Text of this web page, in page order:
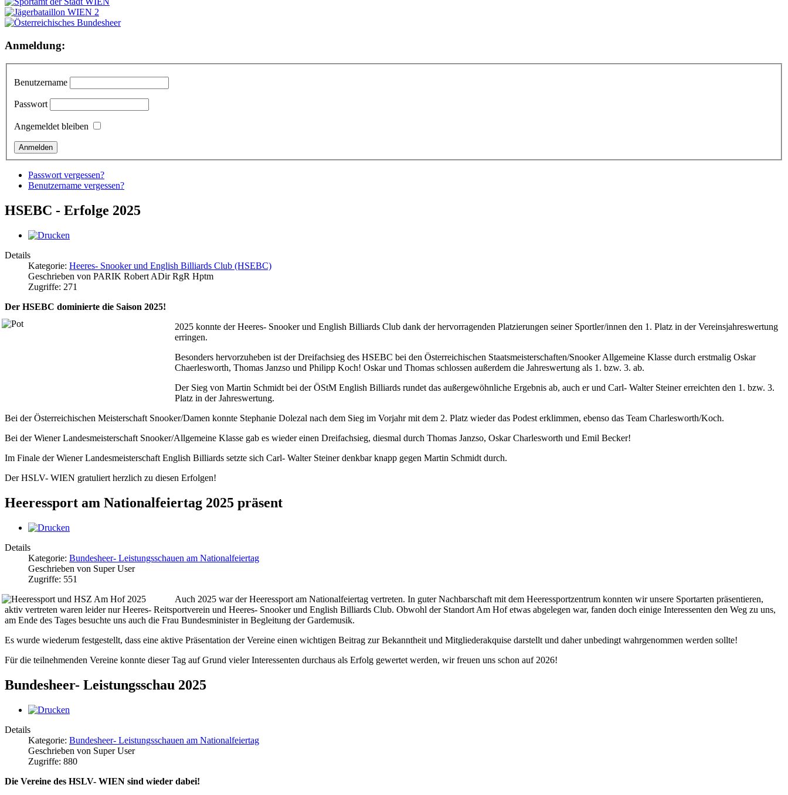
Anmeldung:
Benutzername
Passwort
Angemeldet bleiben
Passwort vergessen?
Benutzername vergessen?
HSEBC - Erfolge 2025
Details
Kategorie: Heeres- Snooker und English Billiards Club (HSEBC)
Geschrieben von PARIK Robert ADir RgR Hptm
Zugriffe: 271
Der HSEBC dominierte die Saison 2025!
2025 konnte der Heeres- Snooker und English Billiards Club dank der hervorragenden Platzierungen seiner Sportler/innen den 1. Platz in der Vereinsjahreswertung
erringen.
Besonders hervorzuheben ist der Dreifachsieg des HSEBC bei den Österreichischen Staatsmeisterschaften/Snooker Allgemeine Klasse durch erstmalig Oskar
Chaerlesworth, Thomas Janzso und Philipp Koch! Oskar und Thomas schlossen außerdem die Jahreswertung als 1. bzw. 3. ab.
Der Sieg von Martin Schmidt bei der ÖStM English Billiards rundet das außergewöhnliche Ergebnis ab, auch er und Carl- Walter Steiner erreichten den 1. bzw. 3.
Platz in der Jahreswertung.
Bei der Österreichischen Meisterschaft Snooker/Damen konnte Stephanie Dolezal nach dem Sieg im Vorjahr mit dem 2. Platz wieder das Podest erklimmen, ebenso das Team Charlesworth/Koch.
Bei der Wiener Landesmeisterschaft Snooker/Allgemeine Klasse gab es wieder einen Dreifachsieg, diesmal durch Thomas Janzso, Oskar Charlesworth und Emil Becker!
Im Finale der Wiener Landesmeisterschaft English Billiards setzte sich Carl- Walter Steiner denkbar knapp gegen Martin Schmidt durch.
Der HSLV- WIEN gratuliert herzlich zu diesen Erfolgen!
Heeressport am Nationalfeiertag 2025 präsent
Details
Kategorie: Bundesheer- Leistungsschauen am Nationalfeiertag
Geschrieben von Super User
Zugriffe: 551
Auch 2025 war der Heeressport am Nationalfeiertag vertreten. In guter Nachbarschaft mit dem Heeressportzentrum konnten wir unsere Sportarten präsentieren,
aktiv vertreten waren leider nur Heeres- Reitsportverein und Heeres- Snooker und English Billiards Club. Obwohl der Standort Am Hof etwas abgelegen war, fanden doch einige Interessenten den Weg zu uns,
am Ende des Tages besuchte uns auch die Frau Bundesminister in Begleitung der Gardemusik.
Es wurde wiederum festgestellt, dass eine aktive Präsentation der Vereine einen wichtigen Beitrag zur Bekanntheit und Mitgliederakquise darstellt und daher unbedingt wahrgenommen werden sollte!
Für die teilnehmenden Vereine konnte dieser Tag auf Grund vieler Interessenten durchaus als Erfolg gewertet werden, wir freuen uns schon auf 2026!
Bundesheer- Leistungsschau 2025
Details
Kategorie: Bundesheer- Leistungsschauen am Nationalfeiertag
Geschrieben von Super User
Zugriffe: 880
Die Vereine des HSLV- WIEN sind wieder dabei!